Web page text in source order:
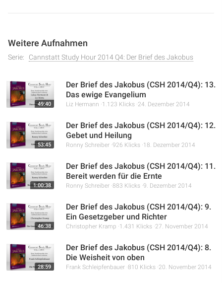
Gott ein lebendiges, wirksames Christentum erwartet, das
sich in der Praxis bewährt.
Weitere Aufnahmen
Serie: Cannstatt Study Hour 2014 Q4: Der Brief des Jakobus
49:40
Der Brief des Jakobus (CSH 2014/Q4): 13.
Das ewige Evangelium
Liz Hermann 1.123 Klicks 24. Dezember 2014
53:45
Der Brief des Jakobus (CSH 2014/Q4): 12.
Gebet und Heilung
Ronny Schreiber 926 Klicks 18. Dezember 2014
1:00:38
Der Brief des Jakobus (CSH 2014/Q4): 11.
Bereit werden für die Ernte
Ronny Schreiber 883 Klicks 9. Dezember 2014
46:38
Der Brief des Jakobus (CSH 2014/Q4): 9.
Ein Gesetzgeber und Richter
Christopher Kramp 1.431 Klicks 27. November 2014
28:59
Der Brief des Jakobus (CSH 2014/Q4): 8.
Die Weisheit von oben
Frank Schleipfenbauer 810 Klicks 20. November 2014